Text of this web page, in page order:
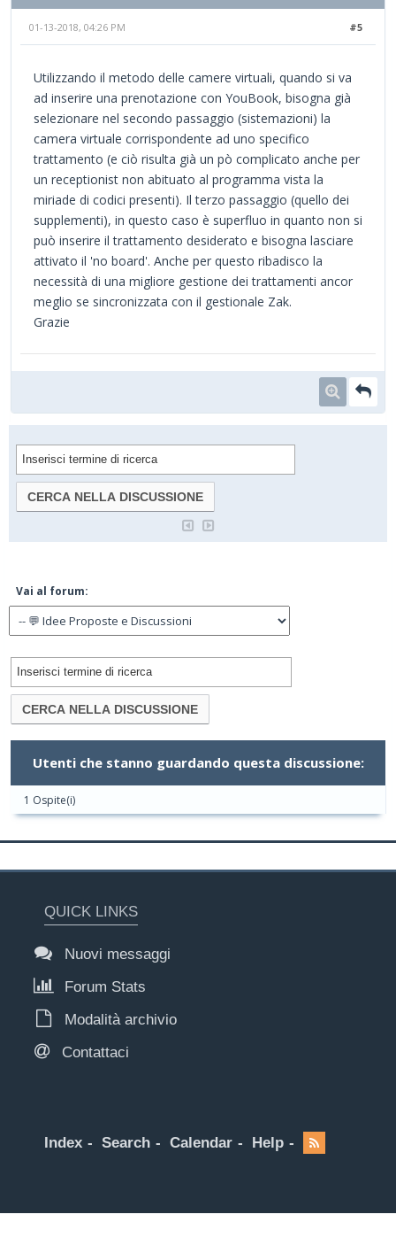
#5
01-13-2018, 04:26 PM
Utilizzando il metodo delle camere virtuali, quando si va
ad inserire una prenotazione con YouBook, bisogna già
selezionare nel secondo passaggio (sistemazioni) la
camera virtuale corrispondente ad uno specifico
trattamento (e ciò risulta già un pò complicato anche per
un receptionist non abituato al programma vista la
miriade di codici presenti). Il terzo passaggio (quello dei
supplementi), in questo caso è superfluo in quanto non si
può inserire il trattamento desiderato e bisogna lasciare
attivato il 'no board'. Anche per questo ribadisco la
necessità di una migliore gestione dei trattamenti ancor
meglio se sincronizzata con il gestionale Zak.
Grazie
Vai al forum:
Utenti che stanno guardando questa discussione:
1 Ospite(i)
QUICK LINKS
Nuovi messaggi
Forum Stats
Modalità archivio
Contattaci
Index Search Calendar Help